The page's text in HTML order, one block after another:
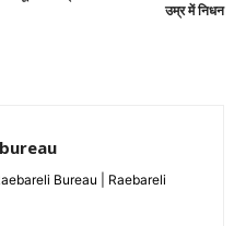
उम्र में निधन
Raebareli Bureau | Raebareli